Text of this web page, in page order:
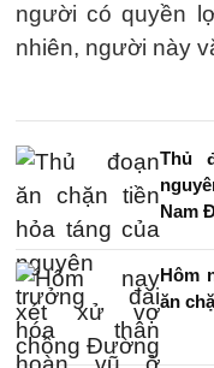
người có quyền
nhiên, người này
Thủ
Nam
Hôm
ăn